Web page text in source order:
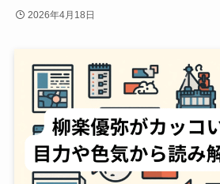
2026年4月18日